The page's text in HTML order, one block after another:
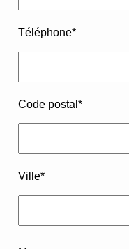
Téléphone*
Code postal*
Ville*